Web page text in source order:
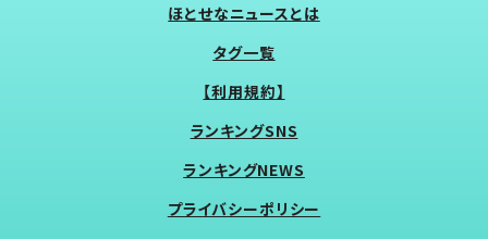
ほとせなニュースとは
タグ一覧
【利用規約】
ランキングSNS
ランキングNEWS
プライバシーポリシー